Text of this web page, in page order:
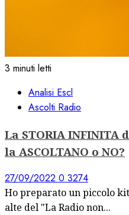
3 minuti letti
Analisi Escl
Ascolti Radio
La STORIA INFINITA
la ASCOLTANO o NO?
27/09/2022 0 3274
Ho preparato un piccolo
alte del "La Radio non...